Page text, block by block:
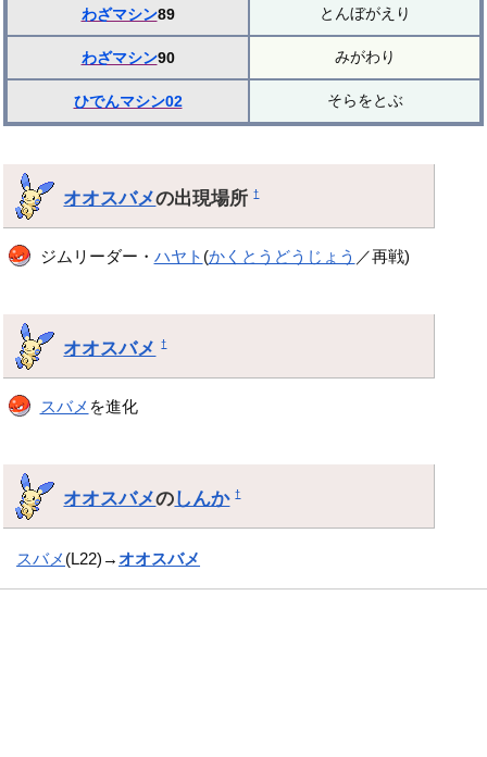
わざマシン89 とんぼがえり
わざマシン90 みがわり
ひでんマシン02 そらをとぶ
オオスバメの出現場所†
ジムリーダー・ ハヤト (かくとうどうじょう ／再戦)
オオスバメ †
スバメ を進化
オオスバメのしんか †
スバメ (L22)→オオスバメ